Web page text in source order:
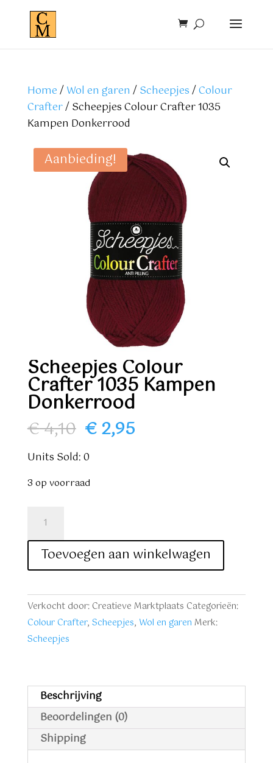
Home/Wol en garen /Scheepjes/Colour
Crafter/ Scheepjes Colour Crafter 1035
Kampen Donkerrood
Aanbieding!
Scheepjes Colour
Crafter 1035 Kampen
Donkerrood
€4,10 Oorspronkelijke
prijs
was:
€ 4,10.
€2,95Huidige
Units Sold: 0
3 op voorraad
Colour
Crafter
1035
Donkerrood
aantal
Toevoegen aan winkelwagen
Verkocht door: Creatieve Marktplaats Categorieën:
Colour Crafter, Scheepjes, Wol en garen Merk:
Scheepjes
Beschrijving
Beoordelingen (0)
Shipping